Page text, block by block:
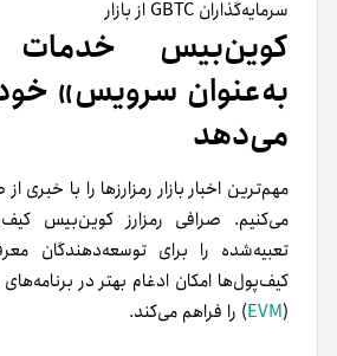
سرمایه‌گذاران GBTC از بازار
کوین‌بیس خدمات
به‌عنوان سرویس»
می‌دهد
مهم‌ترین اخبار بازار رمزارزها را با خبری
می‌کنیم. صرافی رمزارز کوین‌بیس
تعبیه‌شده را برای توسعه‌دهندگان
کیف‌پول‌ها امکان ادغام بهتر در
(
EVM) را فراهم می‌کند.